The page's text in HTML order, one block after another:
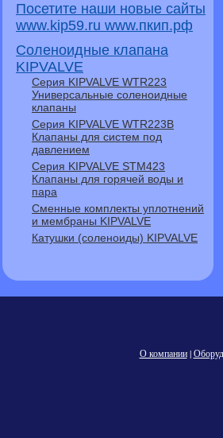
Посетите наши новые сайты
www.kip59.ru www.пкип.рф
Соленоидные клапана
KIPVALVE
Серия KIPVALVE WTR223
Универсальные соленоидные
клапаны
Серия KIPVALVE WTR223B
Клапаны для систем под
давлением
Серия KIPVALVE STM423
Клапаны для горячей воды и
пара
Сменные комплекты уплотнений
и мембраны KIPVALVE
Катушки (соленоиды) KIPVALVE
О компании|